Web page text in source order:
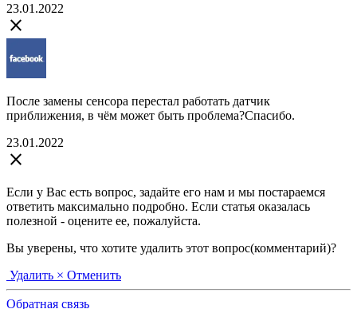
23.01.2022
close
После замены сенсора перестал работать датчик
приближения, в чём может быть проблема?Спасибо.
23.01.2022
close
Если у Вас есть вопрос, задайте его нам и мы постараемся
ответить максимально подробно. Если статья оказалась
полезной - оцените ее, пожалуйста.
Вы уверены, что хотите удалить этот вопрос(комментарий)?
Удалить × Отменить
Обратная связь